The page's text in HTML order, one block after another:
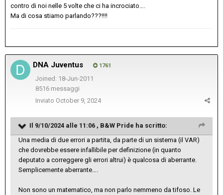
contro di noi nelle 5 volte che ci ha incrociato….
Ma di cosa stiamo parlando???!!!!
DNA Juventus 1761
Joined: 18-Jun-2011
8516 messaggi
Inviato October 9, 2024
Il 9/10/2024 alle 11:06 , B&W Pride ha scritto:
Una media di due errori a partita, da parte di un sistema (il VAR)
che dovrebbe essere infallibile per definizione (in quanto
deputato a correggere gli errori altrui) è qualcosa di aberrante.
Semplicemente aberrante….
Non sono un matematico, ma non parlo nemmeno da tifoso. Le